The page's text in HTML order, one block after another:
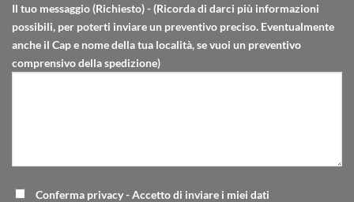
Il tuo messaggio (Richiesto) - (Ricorda di darci più informazioni
possibili, per poterti inviare un preventivo preciso. Eventualmente
anche il Cap e nome della tua località, se vuoi un preventivo
comprensivo della spedizione)
Conferma privacy - Accetto di inviare i miei dati